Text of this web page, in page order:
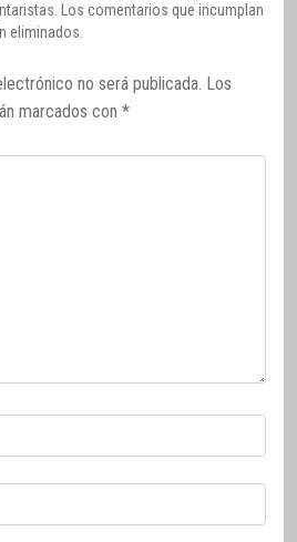
Los comentarios que incumplan
eliminados.
no será publicada. Los
marcados con *